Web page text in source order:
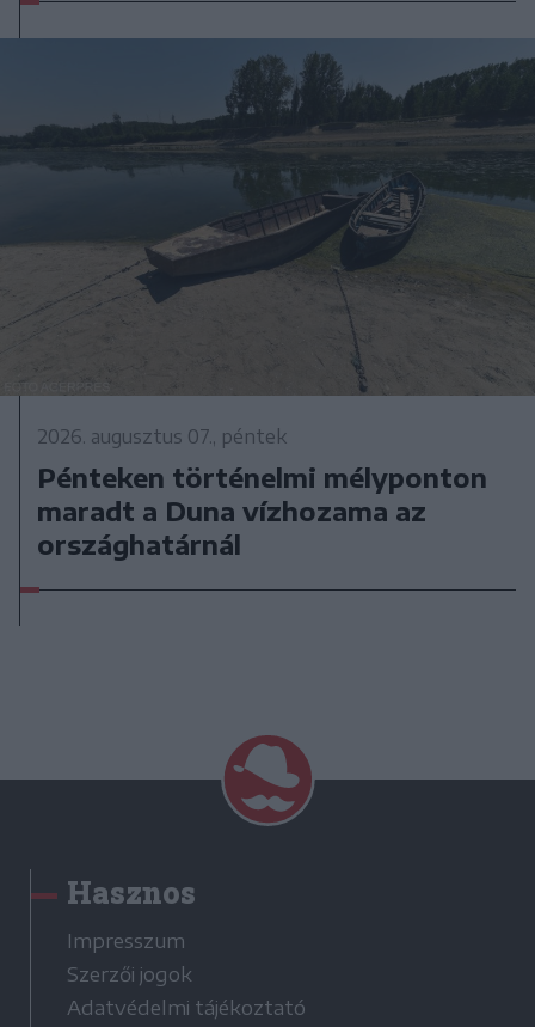
2026. augusztus 07., péntek
Pénteken történelmi mélyponton
maradt a Duna vízhozama az
országhatárnál
Hasznos
Impresszum
Szerzői jogok
Adatvédelmi tájékoztató